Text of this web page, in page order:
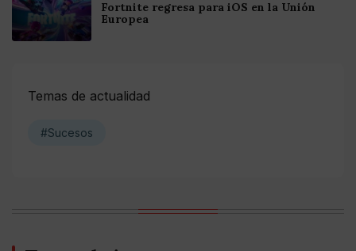
Fortnite regresa para iOS en la Unión
Europea
Temas de actualidad
#Sucesos